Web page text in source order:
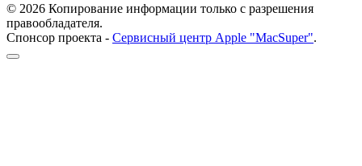
© 2026 Копирование информации только с разрешения
правообладателя.
Спонсор проекта - Сервисный центр Apple "MacSuper".